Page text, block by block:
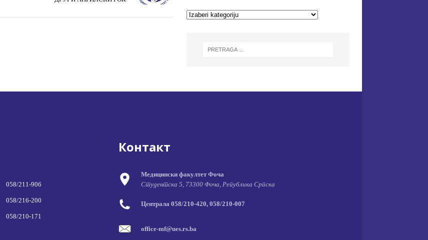
058/211-906
058/216-200
058/210-171
Контакт
Медицински факултет Фоча
Студентска 5, 73300 Фоча, Република Српска
Централа 058/210-420, 058/210-007
office-mf@ues.rs.ba